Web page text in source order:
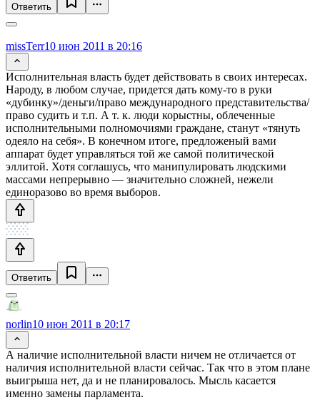
Ответить
missTerr10 июн 2011 в 20:16
Исполнительная власть будет действовать в своих интересах.
Народу, в любом случае, придется дать кому-то в руки
«дубинку»/деньги/право международного представительства/
право судить и т.п. А т. к. люди корыстны, облеченные
исполнительными полномочиями граждане, станут «тянуть
одеяло на себя». В конечном итоге, предложеный вами
аппарат будет управляться той же самой политической
эллитой. Хотя соглашусь, что манипулировать людскими
массами непрерывно — значительно сложней, нежели
единоразово во время выборов.
Ответить
norlin10 июн 2011 в 20:17
А наличие исполнительной власти ничем не отличается от
наличия исполнительной власти сейчас. Так что в этом плане
выигрыша нет, да и не планировалось. Мысль касается
именно замены парламента.